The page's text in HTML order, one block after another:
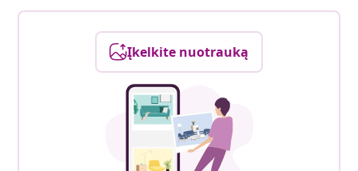
Įkelkite nuotrauką